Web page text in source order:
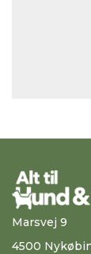
Marsvej 9
4500